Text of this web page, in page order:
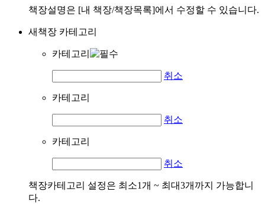
책장설명은 [내 책장/책장목록]에서 수정할 수 있습니다.
새책장 카테고리
카테고리
취소
카테고리
취소
카테고리
취소
책장카테고리 설정은 최소1개 ~ 최대3개까지 가능합니
다.